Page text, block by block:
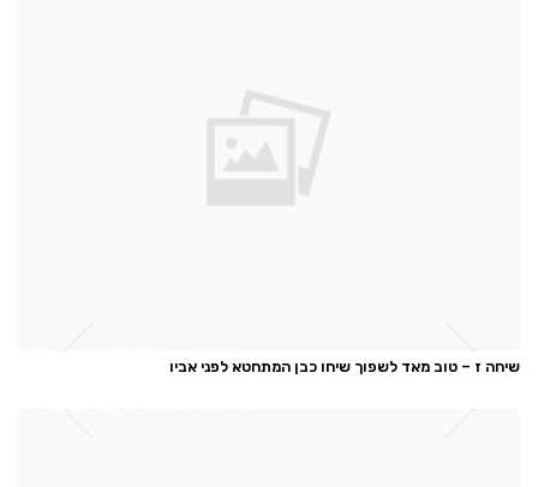
שיחה ז – טוב מאד לשפוך שיחו כבן המתחטא לפני אביו